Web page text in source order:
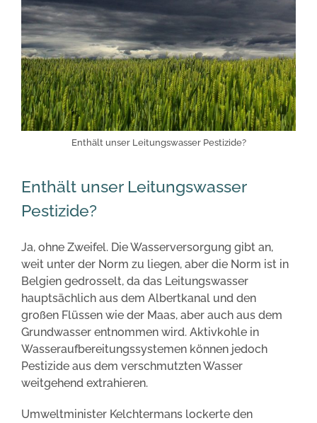
Enthält unser Leitungswasser Pestizide?
Enthält unser Leitungswasser
Pestizide?
Ja, ohne Zweifel. Die Wasserversorgung gibt an,
weit unter der Norm zu liegen, aber die Norm ist in
Belgien gedrosselt, da das Leitungswasser
hauptsächlich aus dem Albertkanal und den
großen Flüssen wie der Maas, aber auch aus dem
Grundwasser entnommen wird. Aktivkohle in
Wasseraufbereitungssystemen können jedoch
Pestizide aus dem verschmutzten Wasser
weitgehend extrahieren.
Umweltminister Kelchtermans lockerte den